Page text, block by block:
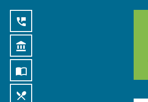
perm_phone_msg
account_balance
import_contacts
local_dining